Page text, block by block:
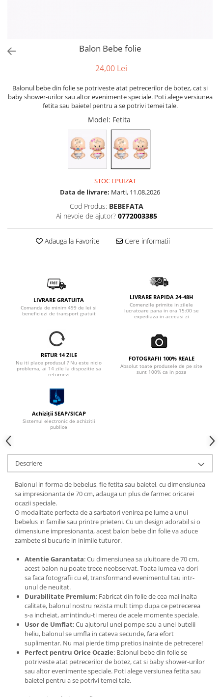
Balon Bebe folie
24,00 Lei
Balonul bebe din folie se potriveste atat petrecerilor de botez, cat si
baby shower-urilor sau altor evenimente speciale. Poti alege versiunea
fetita sau baietel pentru a se potrivi temei tale.
Model: Fetita
STOC EPUIZAT
Data de livrare: Marti, 11.08.2026
Cod Produs: BEBEFATA
Ai nevoie de ajutor? 0772003385
Adauga la Favorite Cere informatii
LIVRARE GRATUITA
Comanda de minim 499 de lei si
beneficiezi de transport gratuit
LIVRARE RAPIDA 24-48H
Comenzile primite in zilele
lucratoare pana in ora 15:00 se
expediaza in aceeasi zi
RETUR 14 ZILE
Nu iti place produsul ? Nu este nicio
problema, ai 14 zile la dispozitie sa
returnezi
FOTOGRAFII 100% REALE
Absolut toate produsele de pe site
sunt 100% ca in poza
Achiziții SEAP/SICAP
Sistemul electronic de achizitii
publice
Descriere
Balonul in forma de bebelus, fie fetita sau baietel, cu dimensiunea
sa impresionanta de 70 cm, adauga un plus de farmec oricarei
ocazii speciale.
O modalitate perfecta de a sarbatori venirea pe lume a unui
bebelus in familie sau printre prieteni. Cu un design adorabil si o
dimensiune impresionanta, acest balon bebe din folie va aduce
zambete si bucurie in inimile tuturor.
Atentie Garantata: Cu dimensiunea sa uluitoare de 70 cm,
acest balon nu poate trece neobservat. Toata lumea va dori
sa faca fotografii cu el, transformand evenimentul tau intr-
unul de neuitat.
Durabilitate Premium: Fabricat din folie de cea mai inalta
calitate, balonul nostru rezista mult timp dupa ce petrecerea
s-a incheiat, amintindu-ti mereu de acele momente speciale.
Usor de Umflat: Cu ajutorul unei pompe sau a unei butelii
heliu, balonul se umfla in cateva secunde, fara efort
suplimentar. Nu mai pierde timp pretios inainte de petrecere!
Perfect pentru Orice Ocazie: Balonul bebe din folie se
potriveste atat petrecerilor de botez, cat si baby shower-urilor
sau altor evenimente speciale. Poti alege versiunea fetita sau
baietel pentru a se potrivi temei tale.